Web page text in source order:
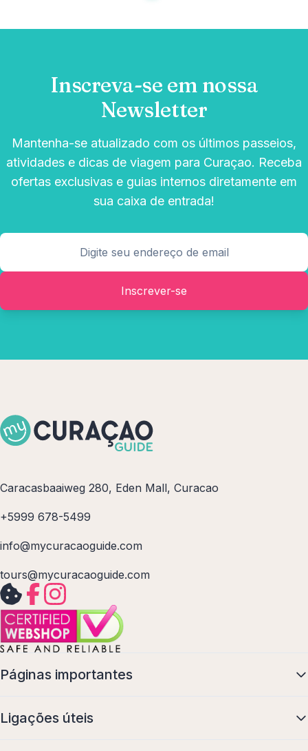
Inscreva-se em nossa
Newsletter
Mantenha-se atualizado com os últimos passeios,
atividades e dicas de viagem para Curaçao. Receba
ofertas exclusivas e guias internos diretamente em
sua caixa de entrada!
Inscrever-se
Caracasbaaiweg 280, Eden Mall, Curacao
+5999 678-5499
info@mycuracaoguide.com
tours@mycuracaoguide.com
Páginas importantes
Ligações úteis